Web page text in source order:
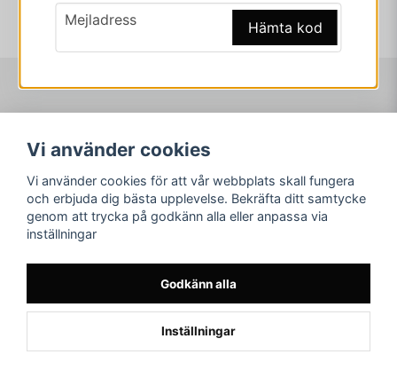
email
Mejladress Hämta kod
Köpvillkor
Logga in
Glömt lösenord?
Sociala medier arkad.nu
Vi använder cookies
Vi använder cookies för att vår webbplats skall fungera
och erbjuda dig bästa upplevelse. Bekräfta ditt samtycke
genom att trycka på godkänn alla eller anpassa via
inställningar
Godkänn alla
Inställningar